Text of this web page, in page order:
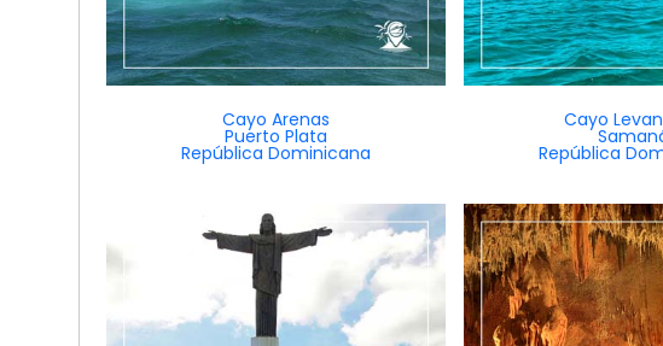
Cayo Arenas
Puerto Plata
República Dominicana
Cayo
República